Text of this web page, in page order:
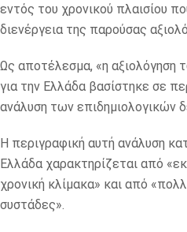
εντός του χρονικού πλαισίου
διενέργεια της παρούσας
Ως αποτέλεσμα, «η αξιολόγηση
για την Ελλάδα βασίστηκε σε
ανάλυση των επιδημιολογικών
Η περιγραφική αυτή ανάλυση
Ελλάδα χαρακτηρίζεται από
χρονική κλίμακα» και από
συστάδες».